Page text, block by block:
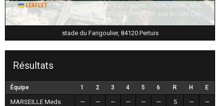
Leaflet |Tiles © Esri — Source: Esri, i-cubed, USDA, USGS, AEX,
GeoEye, Getmapping, Aerogrid, IGN, IGP, UPR-EGP, and the GIS User
Community
stade du Farigoulier, 84120 Pertuis
Résultats
Équipe 1 2 3 4 5 6 R H E
MARSEILLE Meds — — — — — — 5 —
—